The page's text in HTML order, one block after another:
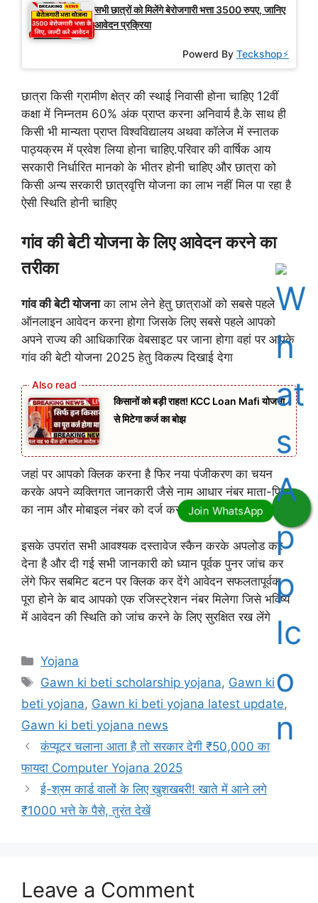
सभी छात्रों को मिलेंगे बेरोजगारी भत्ता 3500 रुपए, जानिए
आवेदन प्रक्रिया
Powerd By Teckshop⚡
छात्रा किसी ग्रामीण क्षेत्र की स्थाई निवासी होना चाहिए 12वीं
कक्षा में निम्नतम 60% अंक प्राप्त करना अनिवार्य है.के साथ ही
किसी भी मान्यता प्राप्त विश्वविद्यालय अथवा कॉलेज में स्नातक
पाठ्यक्रम में प्रवेश लिया होना चाहिए.परिवार की वार्षिक आय
सरकारी निर्धारित मानको के भीतर होनी चाहिए और छात्रा को
किसी अन्य सरकारी छात्रवृत्ति योजना का लाभ नहीं मिल पा रहा है
ऐसी स्थिति होनी चाहिए
गांव की बेटी योजना के लिए आवेदन करने का
तरीका
गांव की बेटी योजनाका लाभ लेने हेतु छात्राओं को सबसे पहले
ऑनलाइन आवेदन करना होगा जिसके लिए सबसे पहले आपको
अपने राज्य की आधिकारिक वेबसाइट पर जाना होगा वहां पर आपके
गांव की बेटी योजना 2025 हेतु विकल्प दिखाई देगा
किसानों को बड़ी राहत! KCC Loan Mafi योजना
से मिटेगा कर्ज का बोझ
जहां पर आपको क्लिक करना है फिर नया पंजीकरण का चयन
करके अपने व्यक्तिगत जानकारी जैसे नाम आधार नंबर माता-पिता
का नाम और मोबाइल नंबर को दर्ज कर देना है
इसके उपरांत सभी आवश्यक दस्तावेज स्कैन करके अपलोड कर
देना है और दी गई सभी जानकारी को ध्यान पूर्वक पुनर जांच कर
लेंगे फिर सबमिट बटन पर क्लिक कर देंगे आवेदन सफलतापूर्वक
पूरा होने के बाद आपको एक रजिस्ट्रेशन नंबर मिलेगा जिसे भविष्य
में आवेदन की स्थिति को जांच करने के लिए सुरक्षित रख लेंगे
Categories
Yojana
Tags
Gawn ki beti scholarship yojana, Gawn ki
beti yojana, Gawn ki beti yojana latest update,
Gawn ki beti yojana news
कंप्यूटर चलाना आता है तो सरकार देगी ₹50,000 का
फायदा Computer Yojana 2025
ई-श्रम कार्ड वालों के लिए खुशखबरी! खाते में आने लगे
₹1000 भत्ते के पैसे, तुरंत देखें
Leave a Comment